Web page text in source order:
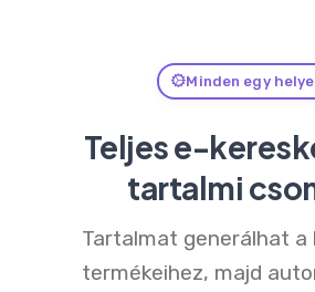
Minden egy
Teljes e-
tartalmi
Tartalmat generálhat
termékeihez, majd